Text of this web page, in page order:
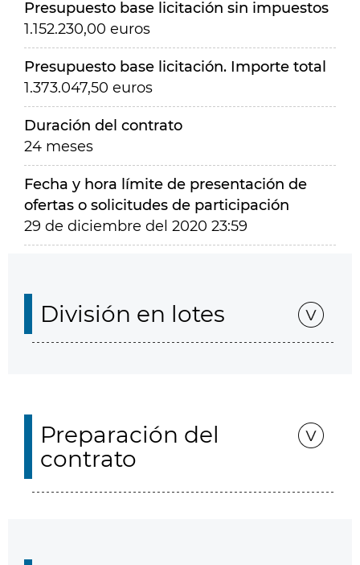
Presupuesto base licitación sin impuestos
1.152.230,00 euros
Presupuesto base licitación. Importe total
1.373.047,50 euros
Duración del contrato
24 meses
Fecha y hora límite de presentación de
ofertas o solicitudes de participación
29 de diciembre del 2020 23:59
División en lotes
Preparación del
contrato